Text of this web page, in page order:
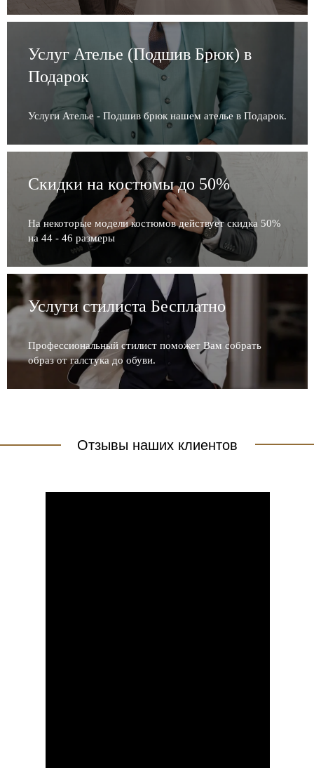
Услуг Ателье (Подшив Брюк) в
Подарок
Услуги Ателье - Подшив брюк нашем ателье в Подарок.
Скидки на костюмы до 50%
На некоторые модели костюмов действует скидка 50%
на 44 - 46 размеры
Услуги стилиста Бесплатно
Профессиональный стилист поможет Вам собрать
образ от галстука до обуви.
Отзывы наших клиентов